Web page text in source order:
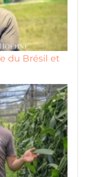
du Brésil et